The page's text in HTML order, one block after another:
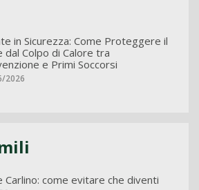
in Sicurezza: Come Proteggere il
dal Colpo di Calore tra
e Primi Soccorsi
2026
Carlino: come evitare che diventi